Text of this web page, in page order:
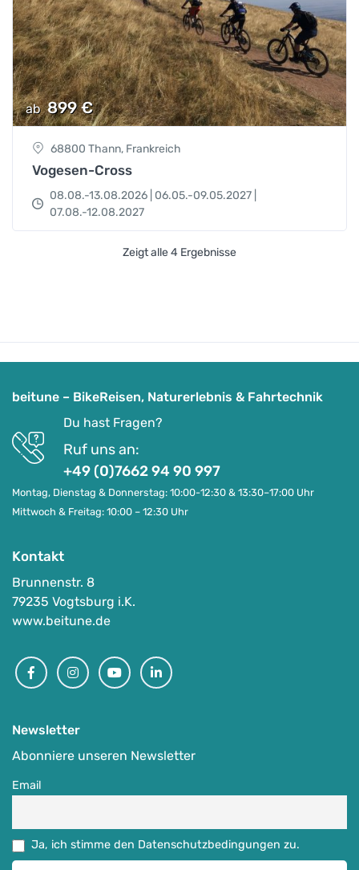
ab 899€
68800 Thann, Frankreich
Vogesen-Cross
08.08.-13.08.2026 | 06.05.-09.05.2027 |
07.08.-12.08.2027
Vogtsburg i. Kaiserstuhl | Münstertal i. Schwarzwald |
Detail Anzeigen
Zeigt alle 4 Ergebnisse
beitune – BikeReisen, Naturerlebnis & Fahrtechnik
Du hast Fragen?
Ruf uns an:
+49 (0)7662 94 90 997
Montag, Dienstag & Donnerstag: 10:00-12:30 & 13:30–17:00 Uhr
Mittwoch & Freitag: 10:00 – 12:30 Uhr
Kontakt
Brunnenstr. 8
79235 Vogtsburg i.K.
www.beitune.de
FacebookInstagramYoutubeLinkedin
Newsletter
Abonniere unseren Newsletter
Email
Ja, ich stimme den Datenschutzbedingungen zu.